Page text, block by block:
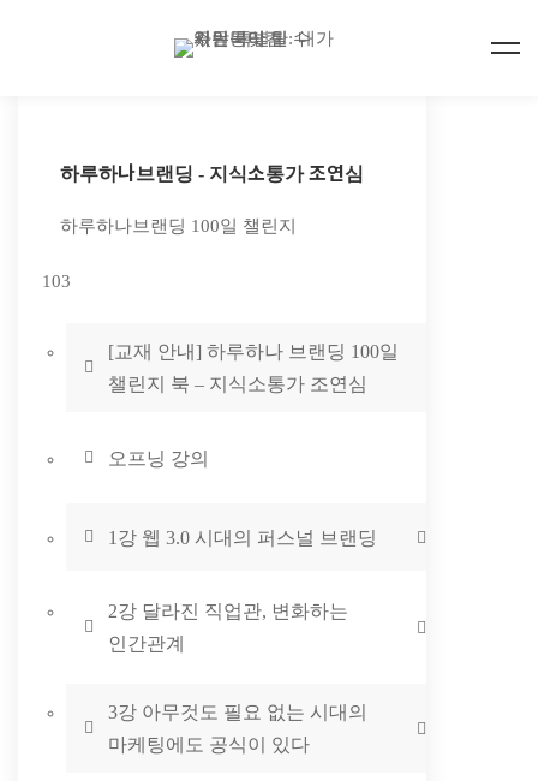
전문가
조연심의
하루하나브랜딩
하브챌린지
하루하나브랜딩 - 지식소통가 조연심
하루하나브랜딩 100일 챌린지
103
[교재 안내] 하루하나 브랜딩 100일
챌린지 북 – 지식소통가 조연심
오프닝 강의
1강 웹 3.0 시대의 퍼스널 브랜딩
2강 달라진 직업관, 변화하는
인간관계
3강 아무것도 필요 없는 시대의
마케팅에도 공식이 있다